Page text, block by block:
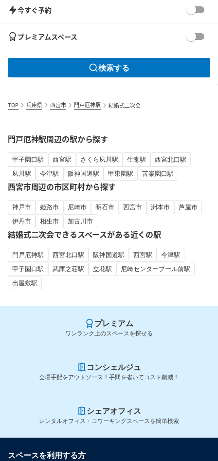
今すぐ予約
プレミアムスペース
検索する
TOP 兵庫県 西宮市 門戸厄神駅 結婚式二次会
門戸厄神駅周辺の駅から探す
甲子園口駅 西宮駅 さくら夙川駅 生瀬駅
西宮北口駅
夙川駅
今津駅 阪神国道駅 甲東園駅 苦楽園口駅
西宮市周辺の市区町村から探す
神戸市 姫路市 尼崎市 明石市 西宮市 洲本市
芦屋市
伊丹市
相生市 加古川市
結婚式二次会できるスペースがある近くの駅
門戸厄神駅 西宮北口駅 阪神国道駅 西宮駅
今津駅
甲子園口駅
武庫之荘駅 立花駅
尼崎センタープール前駅
出屋敷駅
プレミアム
ワンランク上のスペースを探せる
コンシェルジュ
会場手配をアウトソース！手間を省いてコスト削減！
シェアオフィス
レンタルオフィス・コワーキングスペースを簡単検索
スペースを利用する方